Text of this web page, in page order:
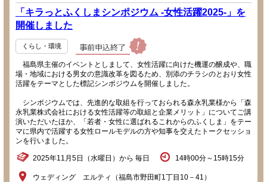
「キラっとふくしまシンポジウム -女性活躍2025-」を
開催しました
くらし・環境
福島県主催のイベントとしまして、女性活躍に向けた機運の醸成や、職
場・地域における男女の意識改革を図るため、別添のチラシのとおり女性
活躍をテーマとした標記シンポジウムを開催しました。
シンポジウムでは、先進的な取組を行っておられる森永乳業様から「森
永乳業株式会社における女性活躍等の取組と企業メリット」についてご講
演いただいたほか、「若者・女性に選ばれるこれからのふくしま」をテー
マに県内で活躍する女性ロールモデルの方や知事を交えたトークセッショ
ンを行いました。
2025年11月5日（水曜日）から 毎日 14時00分～15時15分
ウェディング エルティ（福島市野田町1丁目10－41）